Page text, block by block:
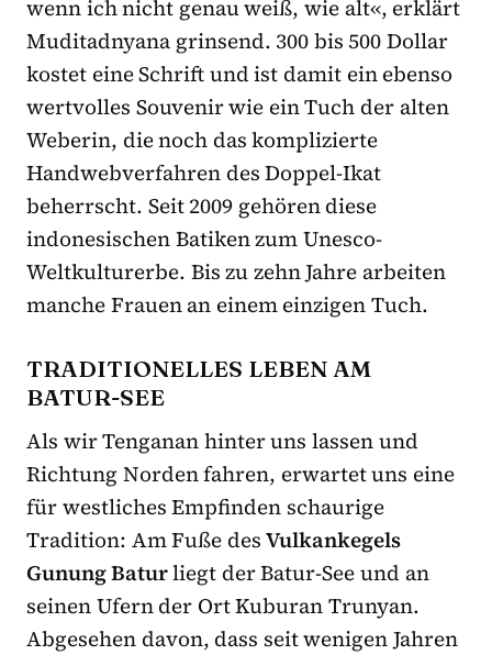
wenn ich nicht genau weiß, wie alt«, erklärt
Muditadnyana grinsend. 300 bis 500 Dollar
kostet eine Schrift und ist damit ein ebenso
wertvolles Souvenir wie ein Tuch der alten
Weberin, die noch das komplizierte
Handwebverfahren des Doppel-Ikat
beherrscht. Seit 2009 gehören diese
indonesischen Batiken zum Unesco-
Weltkulturerbe. Bis zu zehn Jahre arbeiten
manche Frauen an einem einzigen Tuch.
TRADITIONELLES LEBEN AM
BATUR-SEE
Als wir Tenganan hinter uns lassen und
Richtung Norden fahren, erwartet uns eine
für westliches Empfinden schaurige
Tradition: Am Fuße desVulkankegels
Gunung Baturliegt der Batur-See und an
seinen Ufern der Ort Kuburan Trunyan.
Abgesehen davon, dass seit wenigen Jahren